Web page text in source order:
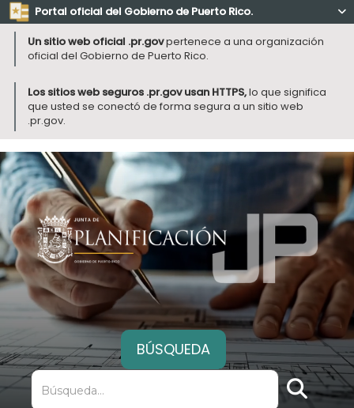
Portal oficial del Gobierno de Puerto Rico. 
Un sitio web oficial .pr.govpertenece a una organización
oficial del Gobierno de Puerto Rico.
Los sitios web seguros .pr.gov usan HTTPS,lo que significa
que usted se conectó de forma segura a un sitio web
.pr.gov.
Search